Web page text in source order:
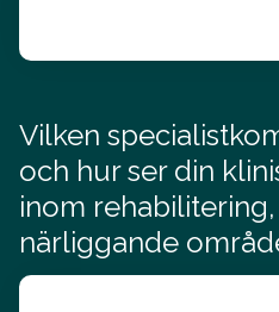
Vilken
och hur ser din
inom
närliggande